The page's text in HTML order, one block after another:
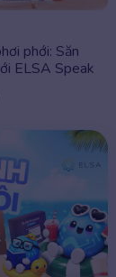
phới: Săn
ELSA Speak